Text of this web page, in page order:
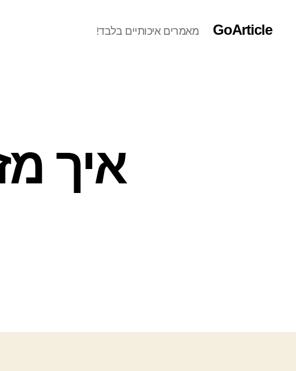
GoArticle מאמרים איכותיים בלבד!
איך